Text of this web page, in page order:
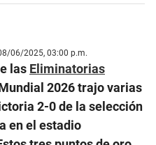
06/2025, 03:00 p.m.
las Eliminatorias
2026 trajo varias
2-0 de la selección
en el estadio